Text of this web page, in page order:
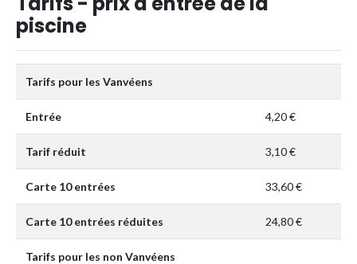
piscine
Tarifs pour les Vanvéens
Entrée 4,20 €
Tarif réduit 3,10 €
Carte 10 entrées 33,60 €
Carte 10 entrées réduites 24,80 €
Tarifs pour les non Vanvéens